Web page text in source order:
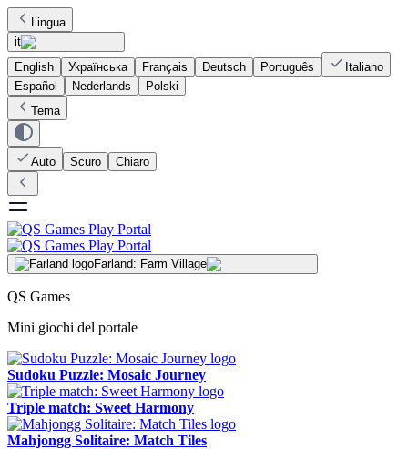
Lingua
it
English
Українська Français Deutsch Português
Italiano
Español
Nederlands
Polski
Tema
Auto Scuro Chiaro
Farland: Farm Village
QS Games
Mini giochi del portale
Sudoku Puzzle: Mosaic Journey
Triple match: Sweet Harmony
Mahjongg Solitaire: Match Tiles